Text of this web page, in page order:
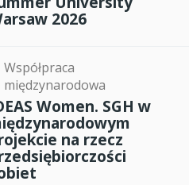
2026
Współpraca
międzynarodowa
Women. SGH w
na rzecz